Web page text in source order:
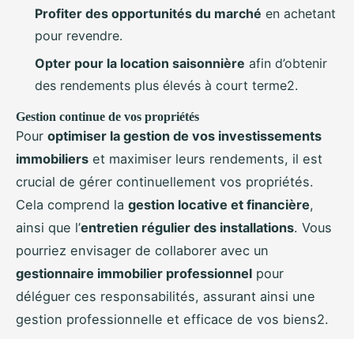
Profiter des opportunités du marché en achetant
pour revendre.
Opter pour la location saisonnière afin d’obtenir
des rendements plus élevés à court terme2.
Gestion continue de vos propriétés
Pour optimiser la gestion de vos investissements
immobiliers et maximiser leurs rendements, il est
crucial de gérer continuellement vos propriétés.
Cela comprend la gestion locative et financière,
ainsi que l’entretien régulier des installations. Vous
pourriez envisager de collaborer avec un
gestionnaire immobilier professionnel pour
déléguer ces responsabilités, assurant ainsi une
gestion professionnelle et efficace de vos biens2.